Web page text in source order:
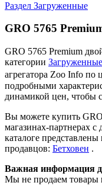
Раздел Загруженные
GRO 5765
GRO 5765 Premium
категории Загруженные
агрегатора Zoo Info по
подробными
динамикой цен, чтобы
Вы можете купить
магазинах-партнерах
каталоге
продавцов: Бетховен .
Важная информация
Мы не продаем товары